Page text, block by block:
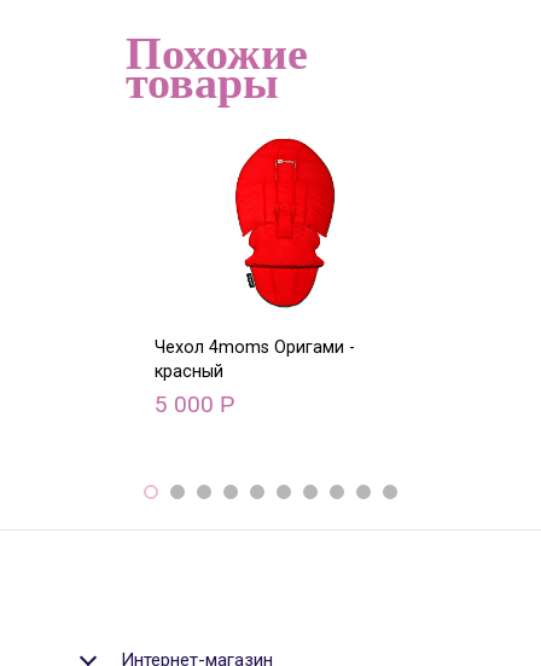
Похожие
товары
Чехол 4moms Оригами -
красный
5 000 Р
Интернет-магазин